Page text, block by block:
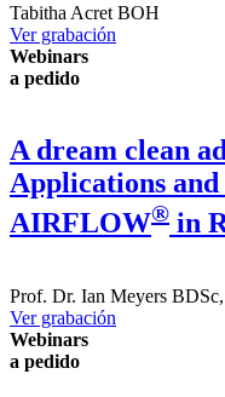
Tabitha Acret BOH
Ver grabación
Webinars
a pedido
A dream clean
Applications
AIRFLOW® in
Prof. Dr. Ian Meyers
Ver grabación
Webinars
a pedido